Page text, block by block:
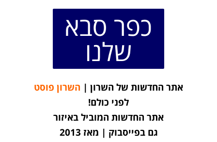
כפר סבא
שלנו
אתר החדשות של השרון | השרון פוסט
לפני כולם!
אתר החדשות המוביל באיזור
גם בפייסבוק | מאז 2013